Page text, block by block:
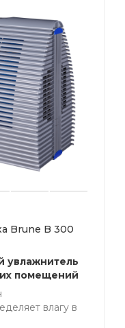
Brune B 300
увлажнитель
помещений
влагу в